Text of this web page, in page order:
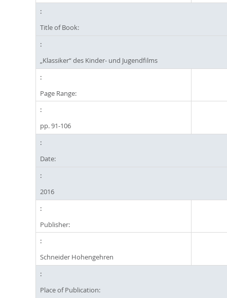
Title of Book:
„Klassiker“ des Kinder- und Jugendfilms
Page Range:
pp. 91-106
Date:
2016
Publisher:
Schneider Hohengehren
Place of Publication: